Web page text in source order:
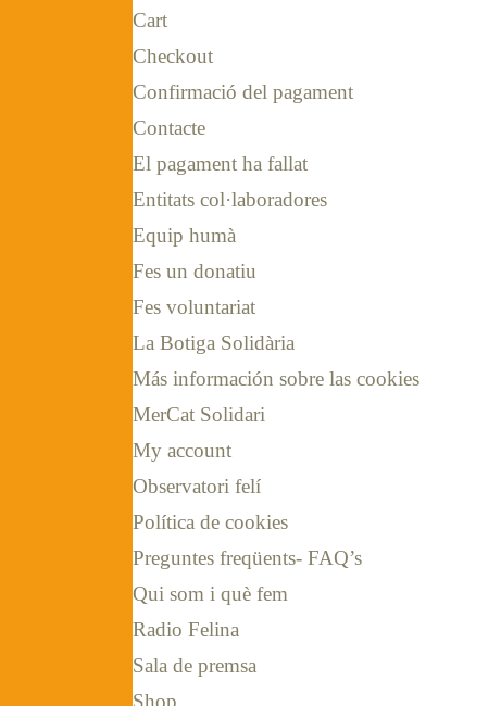
Cart
Checkout
Confirmació del pagament
Contacte
El pagament ha fallat
Entitats col·laboradores
Equip humà
Fes un donatiu
Fes voluntariat
La Botiga Solidària
Más información sobre las cookies
MerCat Solidari
My account
Observatori felí
Política de cookies
Preguntes freqüents- FAQ’s
Qui som i què fem
Radio Felina
Sala de premsa
Shop